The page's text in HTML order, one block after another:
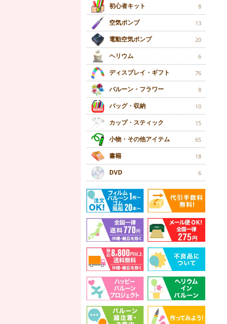
初心者キット 8
空気ポンプ 13
電動空気ポンプ 20
ヘリウム 6
ディスプレイ・ギフト 76
バルーン・フラワー 8
バッグ・収納 10
カップ・スティック 15
小物・その他アイテム 65
書籍 18
DVD 6